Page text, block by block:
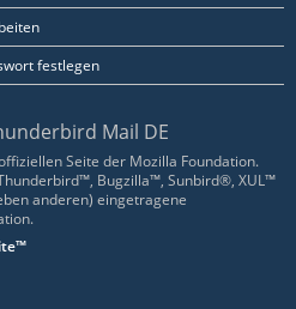
festlegen
Mail DE
Seite der Mozilla Foundation.
Bugzilla™, Sunbird®, XUL™
anderen) eingetragene